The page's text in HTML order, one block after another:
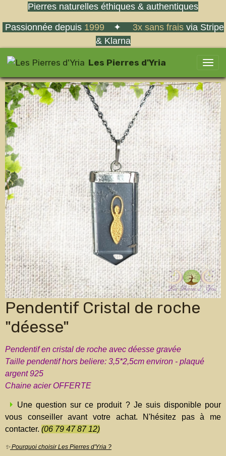
Pierres naturelles éthiques & authentiques
Passionnée depuis 1999 ✦ 3x sans fraisvia Stripe
& Klarna
Les Pierres d'Yria
Pendentif Cristal de roche
"déesse"
Pendentif en cristal de roche avec déesse gravée
Taille pendentif hors beliere: 3,5*2,5cm environ - plaqué
argent 925
Chaine acier OFFERTE
Une question sur ce produit ? Je suis disponible pour
vous conseiller avant votre achat. N'hésitez pas à me
contacter. (06 79 47 87 12)
✨Pourquoi choisir Les Pierres d'Yria ?